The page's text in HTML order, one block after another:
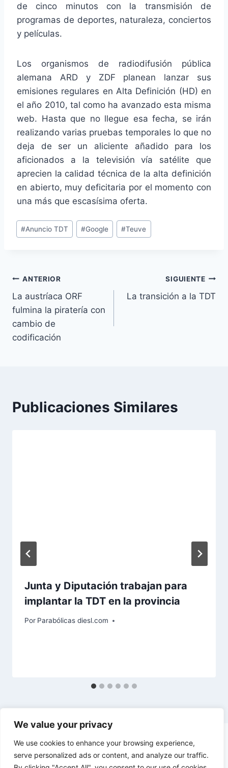
We value your privacy
We use cookies to enhance your browsing experience,
serve personalized ads or content, and analyze our traffic.
de cinco minutos con la transmisión de
programas de deportes, naturaleza, conciertos
y películas.
Los organismos de radiodifusión pública
alemana ARD y ZDF planean lanzar sus
emisiones regulares en Alta Definición (HD) en
el año 2010, tal como ha avanzado esta misma
web. Hasta que no llegue esa fecha, se irán
realizando varias pruebas temporales lo que no
deja de ser un aliciente añadido para los
aficionados a la televisión vía satélite que
aprecien la calidad técnica de la alta definición
en abierto, muy deficitaria por el momento con
una más que escasísima oferta.
Etiquetas
de
#Anuncio TDT #Google #Teuve
Navegación
de
entradas
ANTERIOR
La austríaca ORF
fulmina la piratería con
cambio de
codificación
SIGUIENTE
La transición a la TDT
Publicaciones Similares
Junta y Diputación trabajan para
implantar la TDT en la provincia
Por Parabólicas diesl.com